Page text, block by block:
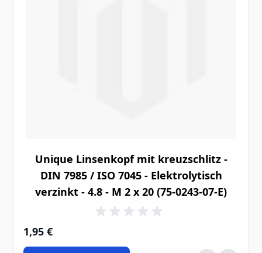
Unique Linsenkopf mit kreuzschlitz -
DIN 7985 / ISO 7045 - Elektrolytisch
verzinkt - 4.8 - M 2 x 20 (75-0243-07-E)
1,95 €